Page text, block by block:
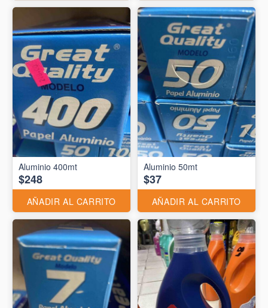
Aluminio 400mt
$248
AÑADIR AL CARRITO
Aluminio 50mt
$37
AÑADIR AL CARRITO